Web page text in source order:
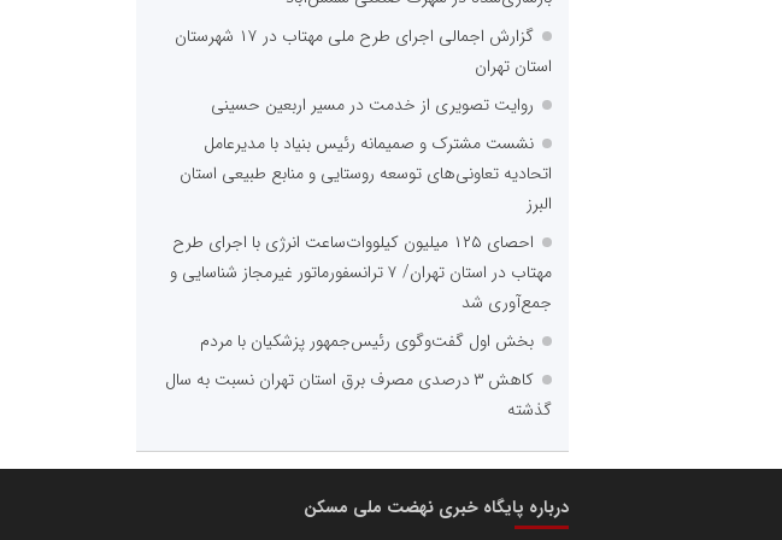
گزارش اجمالی اجرای طرح ملی مهتاب در ۱۷ شهرستان
استان تهران
روایت تصویری از خدمت در مسیر اربعین حسینی
نشست مشترک و صمیمانه رئیس بنیاد با مدیرعامل
اتحادیه تعاونی‌های توسعه روستایی و منابع طبیعی استان
البرز
احصای ۱۲۵ میلیون کیلووات‌ساعت انرژی با اجرای طرح
مهتاب در استان تهران/ ۷ ترانسفورماتور غیرمجاز شناسایی و
جمع‌آوری شد
بخش اول گفت‌وگوی رئیس‌جمهور پزشکیان با مردم
کاهش ۳ درصدی مصرف برق استان تهران نسبت به سال
گذشته
درباره پایگاه خبری نهضت ملی مسکن